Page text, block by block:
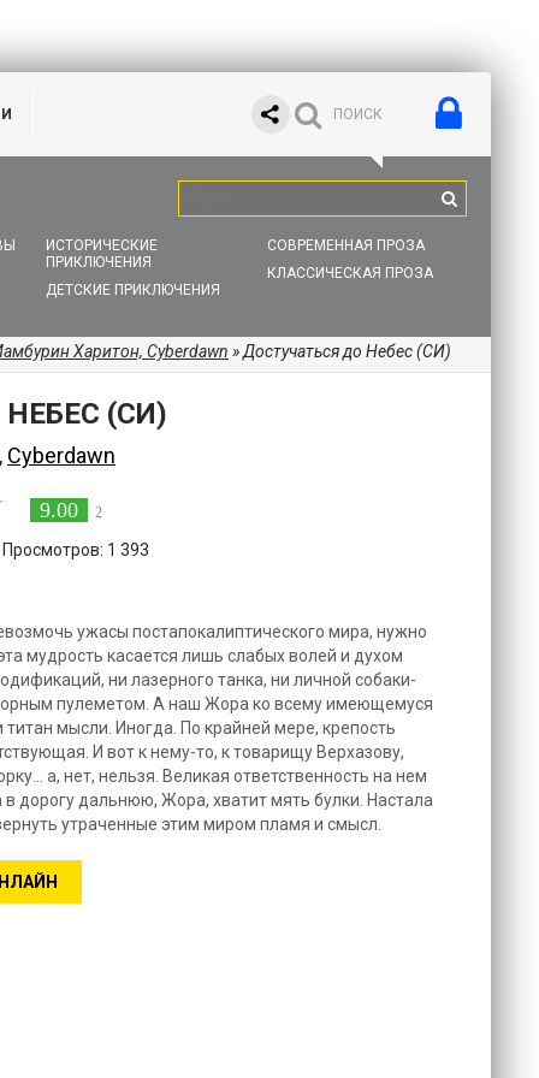
ИСТОРИЧЕСКИЕ
ПРИКЛЮЧЕНИЯ
ДЕТСКИЕ ПРИКЛЮЧЕНИЯ
СОВРЕМЕННАЯ ПРОЗА
КЛАССИЧЕСКАЯ ПРОЗА
Харитон, Cyberdawn » Достучаться до Небес (СИ)
(СИ)
, Cyberdawn
9.00 2
1 393
ужасы постапокалиптического мира, нужно
мудрость касается лишь слабых волей и духом
ни лазерного танка, ни личной собаки-
пулеметом. А наш Жора ко всему имеющемуся
мысли. Иногда. По крайней мере, крепость
И вот к нему-то, к товарищу Верхазову,
а, нет, нельзя. Великая ответственность на нем
дорогу дальнюю, Жора, хватит мять булки. Настала
утраченные этим миром пламя и смысл.